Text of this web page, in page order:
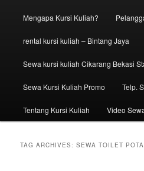
Mengapa Kursi Kuliah?
rental kursi kuliah – Bintang Jaya
Sewa kursi kuliah Cikarang Bekasi
Sewa Kursi Kuliah Promo Telp.
Tentang Kursi Kuliah Video
TAG ARCHIVES:SEWA TOILET